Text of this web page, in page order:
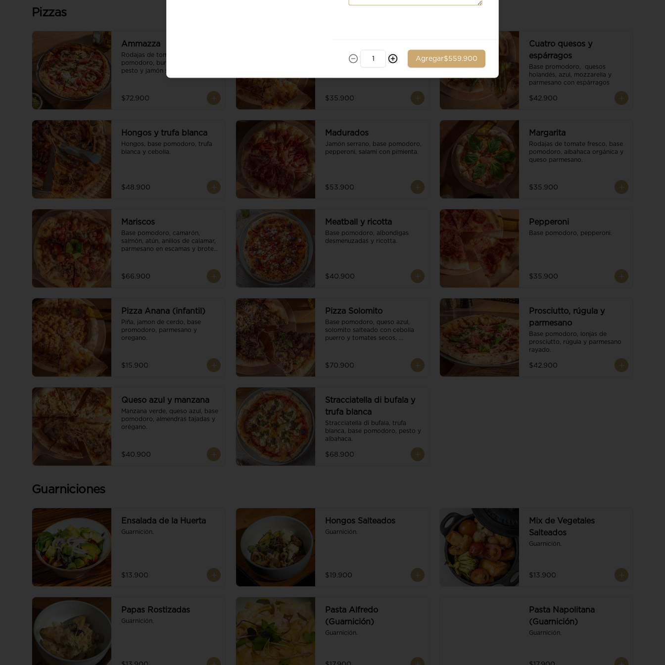
Pizzas
Ammazza
Rodajas de tomate fresco, base
pomodoro, burrata cremoso,
pesto y jamón serrano.
$72.900
Piña, jamon de cerdo, base
pomodoro, escamas de
$35.900
Cuatro quesos y
espárragos
Base promodoro,  quesos
holandés, azul, mozzarella y
parmesano con espárragos
$42.900
Hongos y trufa blanca
Hongos, base pomodoro, trufa
blanca y cebolla.
$48.900
Madurados
Jamón serrano, base pomodoro,
pepperoni, salami con pimienta.
$53.900
Margarita
Rodajas de tomate fresco, base
pomodoro, albahaca orgánica y
queso parmesano.
$35.900
Mariscos
Base pomodoro, camarón,
salmón, atún, anillos de calamar,
parmesano en escamas y brotes
$66.900
Meatball y ricotta
Base pomodoro, albondigas
desmenuzadas y ricotta.
$40.900
Pepperoni
Base pomodoro, pepperoni.
$35.900
Pizza Anana (infantil)
Piña, jamon de cerdo, base
promodoro, parmesano y
oregano.
$15.900
Pizza Solomito
Base pomodoro, queso azul,
solomito salteado con cebolla
puerro y tomates secos,
$70.900
Prosciutto, rúgula y
parmesano
Base pomodoro, lonjas de
prosciutto, rúgula y parmesano
rayado.
$42.900
Queso azul y manzana
Manzana verde, queso azul, base
pomodoro, almendras tajadas y
orégano.
$40.900
Stracciatella di bufala y
trufa blanca
Stracciatella di bufala, trufa
blanca, base pomodoro, pesto y
albahaca.
$68.900
Guarniciones
Ensalada de la Huerta
Guarnición.
$13.900
Hongos Salteados
Guarnición.
$19.900
Mix de Vegetales
Salteados
Guarnición.
$13.900
Papas Rostizadas
Guarnición.
Pasta Alfredo
(Guarnición)
Guarnición.
Pasta Napolitana
(Guarnición)
Guarnición.
Agregar$559.900